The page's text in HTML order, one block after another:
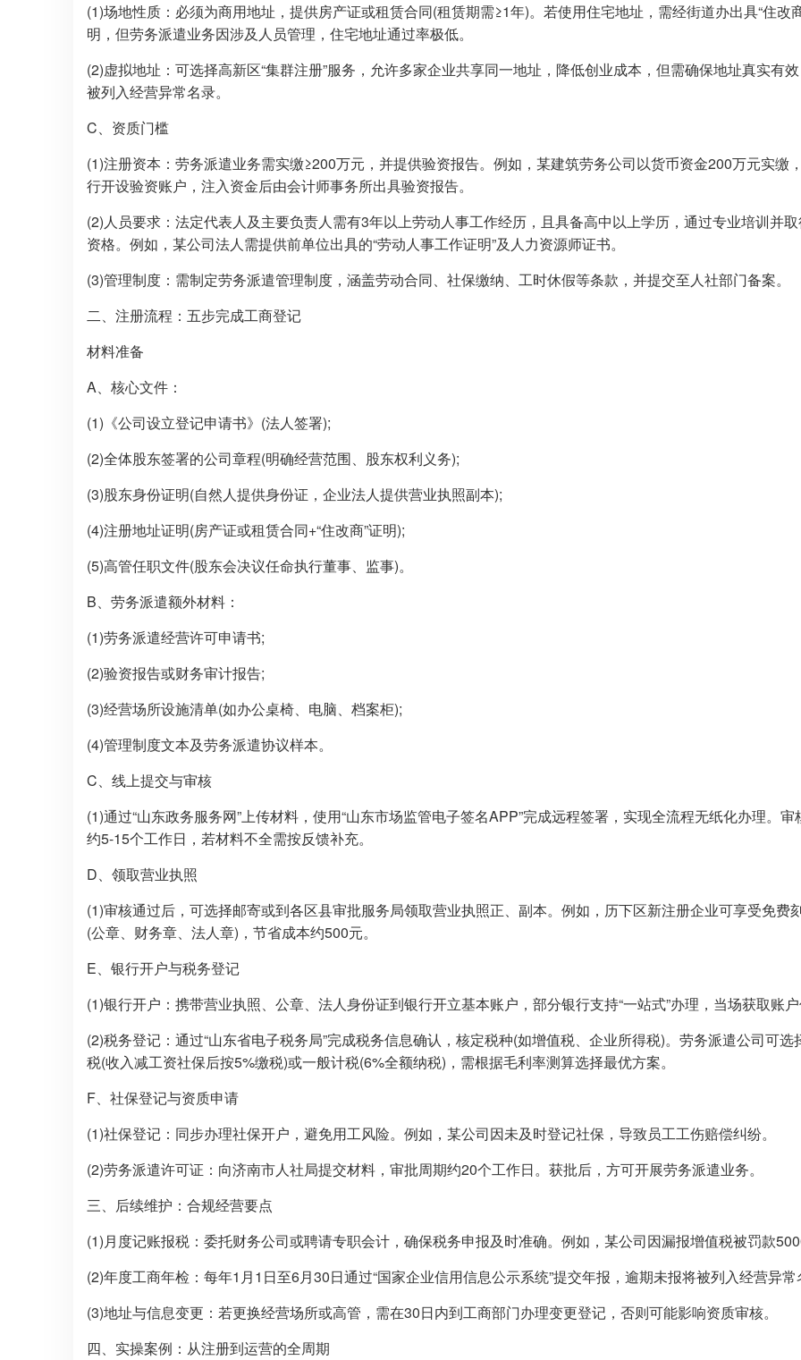
(1)场地性质：必须为商用地址，提供房产证或租赁合同(租赁期需≥1年)。若使用住宅地址，需经街道办出具“住改
明，但劳务派遣业务因涉及人员管理，住宅地址通过率极低。
(2)虚拟地址：可选择高新区“集群注册”服务，允许多家企业共享同一地址，降低创业成本，但需确保地址真实有
被列入经营异常名录。
C、资质门槛
(1)注册资本：劳务派遣业务需实缴≥200万元，并提供验资报告。例如，某建筑劳务公司以货币资金200万元实缴
行开设验资账户，注入资金后由会计师事务所出具验资报告。
(2)人员要求：法定代表人及主要负责人需有3年以上劳动人事工作经历，且具备高中以上学历，通过专业培训并
资格。例如，某公司法人需提供前单位出具的“劳动人事工作证明”及人力资源师证书。
(3)管理制度：需制定劳务派遣管理制度，涵盖劳动合同、社保缴纳、工时休假等条款，并提交至人社部门备案。
二、注册流程：五步完成工商登记
材料准备
A、核心文件：
(1)《公司设立登记申请书》(法人签署);
(2)全体股东签署的公司章程(明确经营范围、股东权利义务);
(3)股东身份证明(自然人提供身份证，企业法人提供营业执照副本);
(4)注册地址证明(房产证或租赁合同+“住改商”证明);
(5)高管任职文件(股东会决议任命执行董事、监事)。
B、劳务派遣额外材料：
(1)劳务派遣经营许可申请书;
(2)验资报告或财务审计报告;
(3)经营场所设施清单(如办公桌椅、电脑、档案柜);
(4)管理制度文本及劳务派遣协议样本。
C、线上提交与审核
(1)通过“山东政务服务网”上传材料，使用“山东市场监管电子签名APP”完成远程签署，实现全流程无纸化办理。审
约5-15个工作日，若材料不全需按反馈补充。
D、领取营业执照
(1)审核通过后，可选择邮寄或到各区县审批服务局领取营业执照正、副本。例如，历下区新注册企业可享受免费
(公章、财务章、法人章)，节省成本约500元。
E、银行开户与税务登记
(1)银行开户：携带营业执照、公章、法人身份证到银行开立基本账户，部分银行支持“一站式”办理，当场获取账
(2)税务登记：通过“山东省电子税务局”完成税务信息确认，核定税种(如增值税、企业所得税)。劳务派遣公司可选
税(收入减工资社保后按5%缴税)或一般计税(6%全额纳税)，需根据毛利率测算选择最优方案。
F、社保登记与资质申请
(1)社保登记：同步办理社保开户，避免用工风险。例如，某公司因未及时登记社保，导致员工工伤赔偿纠纷。
(2)劳务派遣许可证：向济南市人社局提交材料，审批周期约20个工作日。获批后，方可开展劳务派遣业务。
三、后续维护：合规经营要点
(1)月度记账报税：委托财务公司或聘请专职会计，确保税务申报及时准确。例如，某公司因漏报增值税被罚款
(2)年度工商年检：每年1月1日至6月30日通过“国家企业信用信息公示系统”提交年报，逾期未报将被列入经营异
(3)地址与信息变更：若更换经营场所或高管，需在30日内到工商部门办理变更登记，否则可能影响资质审核。
四、实操案例：从注册到运营的全周期